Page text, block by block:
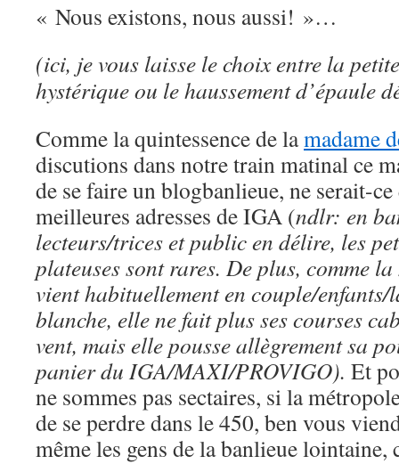
« Nous existons, nous aussi! »…
(ici, je vous laisse le choix entre la
hystérique ou le haussement d’épaule
Comme la quintessence de lamadame
discutions dans notre train matinal ce
de se faire un blogbanlieue, ne serait-
meilleures adresses de IGA (ndlr: en
lecteurs/trices et public en délire, les
plateuses sont rares. De plus, comme
vient habituellement en couple/
blanche, elle ne fait plus ses courses
vent, mais elle pousse allègrement sa
panier du IGA/MAXI/PROVIGO). Et
ne sommes pas sectaires, si la
de se perdre dans le 450, ben vous
même les gens de la banlieue